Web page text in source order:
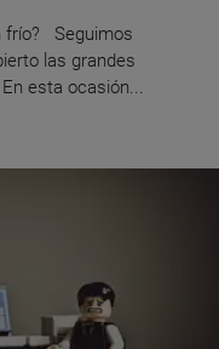
frío? Seguimos
las grandes
esta ocasión...